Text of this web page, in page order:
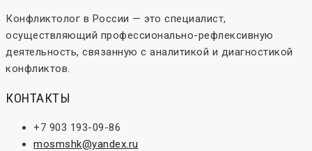
Конфликтолог в России — это специалист,
осуществляющий профессионально-рефлексивную
деятельность, связанную с аналитикой и диагностикой
конфликтов.
КОНТАКТЫ
+7 903 193-09-86
mosmshk@yandex.ru